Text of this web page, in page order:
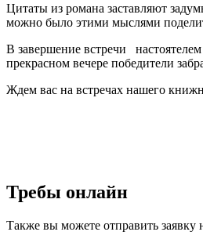
Цитаты из романа заставляют
можно было этими мыслями
В завершение встречи
прекрасном вечере победители
Ждем вас на встречах нашего
Требы онлайн
Также вы можете отправить заявку